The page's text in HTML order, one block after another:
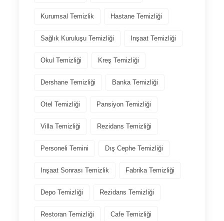
Kurumsal Temizlik Hastane Temizliği
Sağlık Kuruluşu Temizliği Inşaat Temizliği
Okul Temizliği Kreş Temizliği
Dershane Temizliği Banka Temizliği
Otel Temizliği Pansiyon Temizliği
Villa Temizliği Rezidans Temizliği
Personeli Temini Dış Cephe Temizliği
Inşaat Sonrası Temizlik Fabrika Temizliği
Depo Temizliği Rezidans Temizliği
Restoran Temizliği Cafe Temizliği